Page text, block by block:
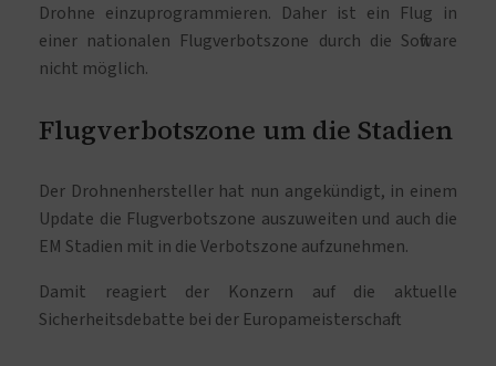
Drohne einzuprogrammieren. Daher ist ein Flug in
einer nationalen Flugverbotszone durch die Software
nicht möglich.
Flugverbotszone um die Stadien
Der Drohnenhersteller hat nun angekündigt, in einem
Update die Flugverbotszone auszuweiten und auch die
EM Stadien mit in die Verbotszone aufzunehmen.
Damit reagiert der Konzern auf die aktuelle
Sicherheitsdebatte bei der Europameisterschaft.